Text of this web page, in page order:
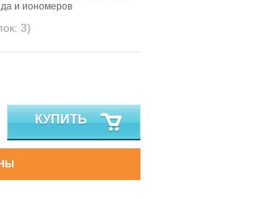
и иономеров
3)
КУПИТЬ